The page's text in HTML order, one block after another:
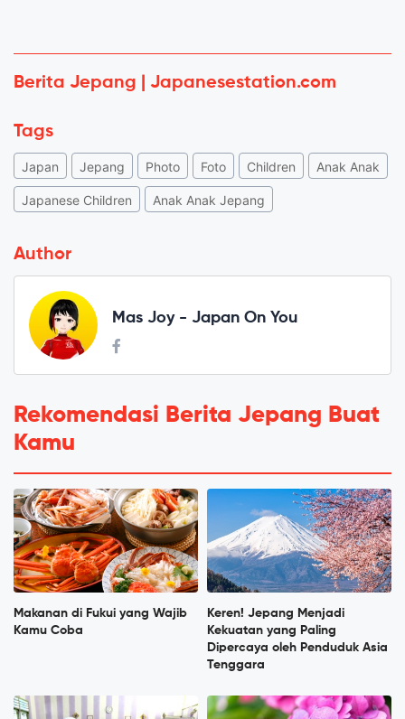
Berita Jepang | Japanesestation.com
Tags
Japan Jepang Photo Foto Children Anak Anak
Japanese Children Anak Anak Jepang
Author
Mas Joy - Japan On You
Rekomendasi Berita Jepang Buat
Kamu
Makanan di Fukui yang Wajib
Kamu Coba
Keren! Jepang Menjadi
Kekuatan yang Paling
Dipercaya oleh Penduduk Asia
Tenggara